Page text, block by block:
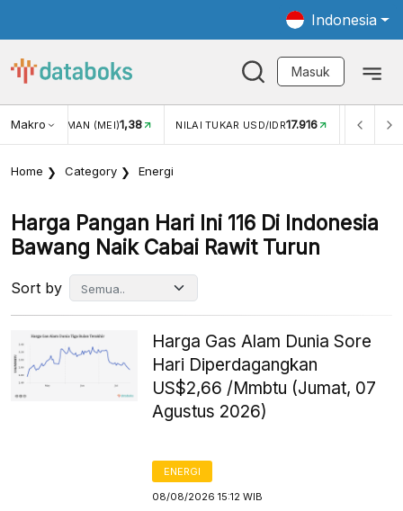
Indonesia
Masuk
MakroWISMAN (MEI)1,38 NILAI TUKAR USD/IDR17.916 INFLASI
Home Category Energi
Harga Pangan Hari Ini 116 Di Indonesia
Bawang Naik Cabai Rawit Turun
Sort by
Harga Gas Alam Dunia Sore
Hari Diperdagangkan
US$2,66 /Mmbtu (Jumat, 07
Agustus 2026)
ENERGI
08/08/2026 15:12 WIB